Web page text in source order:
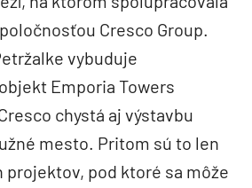
Cresco Group.
vybuduje
Emporia Towers
chystá aj výstavbu
mesto. Pritom sú to len
projektov, pod ktoré sa môže